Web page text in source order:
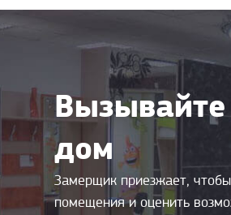
дом
Замерщик приезжает,
помещения и оценить